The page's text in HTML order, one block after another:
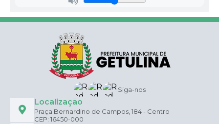
Siga-nos
Localização
Praça Bernardino de Campos, 184 - Centro
CEP: 16450-000